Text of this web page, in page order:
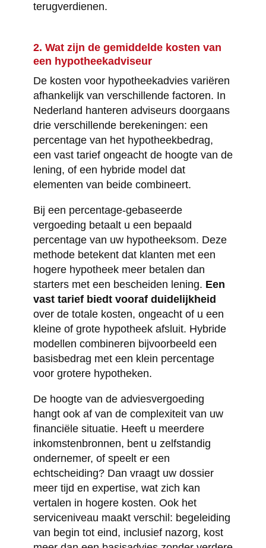
terugverdienen.
2. Wat zijn de gemiddelde kosten van
een hypotheekadviseur
De kosten voor hypotheekadvies variëren
afhankelijk van verschillende factoren. In
Nederland hanteren adviseurs doorgaans
drie verschillende berekeningen: een
percentage van het hypotheekbedrag,
een vast tarief ongeacht de hoogte van de
lening, of een hybride model dat
elementen van beide combineert.
Bij een percentage-gebaseerde
vergoeding betaalt u een bepaald
percentage van uw hypotheeksom. Deze
methode betekent dat klanten met een
hogere hypotheek meer betalen dan
starters met een bescheiden lening. Een
vast tarief biedt vooraf duidelijkheid
over de totale kosten, ongeacht of u een
kleine of grote hypotheek afsluit. Hybride
modellen combineren bijvoorbeeld een
basisbedrag met een klein percentage
voor grotere hypotheken.
De hoogte van de adviesvergoeding
hangt ook af van de complexiteit van uw
financiële situatie. Heeft u meerdere
inkomstenbronnen, bent u zelfstandig
ondernemer, of speelt er een
echtscheiding? Dan vraagt uw dossier
meer tijd en expertise, wat zich kan
vertalen in hogere kosten. Ook het
serviceniveau maakt verschil: begeleiding
van begin tot eind, inclusief nazorg, kost